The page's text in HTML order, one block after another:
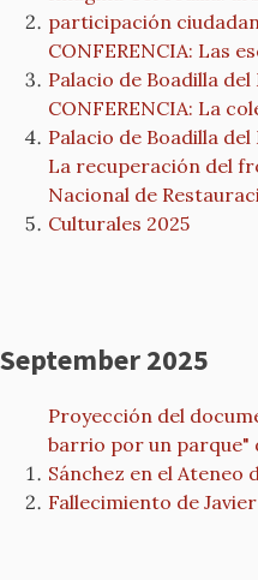
participación
CONFERENCIA: Las
Palacio de Boadilla
CONFERENCIA: La
Palacio de Boadilla
La recuperación del
Nacional de
Culturales 2025
September 2025
Proyección del
barrio por un parque"
Sánchez en el Ateneo
Fallecimiento de